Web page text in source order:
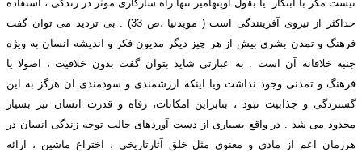
نیست مگر با ابتکار. یا بقول اوپنهامیر تنها راه سازگاری موثر در زندگی ، استفاده
حداکثر از نیروی آفرینندگی است ( مویدنیا ،ص 33) . بی تردید می توان گفت
فرهنگ و تمدن بشری بیش از هر چیز دیگر مدیون فکر و اندیشه انسان به ویژه
جنبه خلاقانه آن است . به عبارتی شاید بتوان گفت بدون خلاقیت ، اصولا یا
فرهنگ و تمدنی وجود نداشت ویا اینکه ارزشمندی و سودمندی آن هرگز به این
گستردگی و جذابیت نبود ، بنابراین امکانات، رفاه و قدرت انسان نیز بسیار
محدود می شد . در واقع بسیاری از دست آوردهای جالب توجه زندگی انسان در
هرزمان اعم از مادی و معنوی مثل خلق آثارتاریخی ، اختراع ماشین ، ارائه